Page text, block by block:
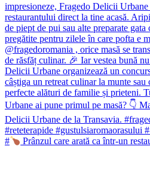
# Prânzul care arată ca într-un